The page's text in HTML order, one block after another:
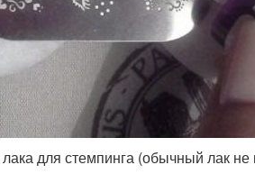
для стемпинга (обычный лак